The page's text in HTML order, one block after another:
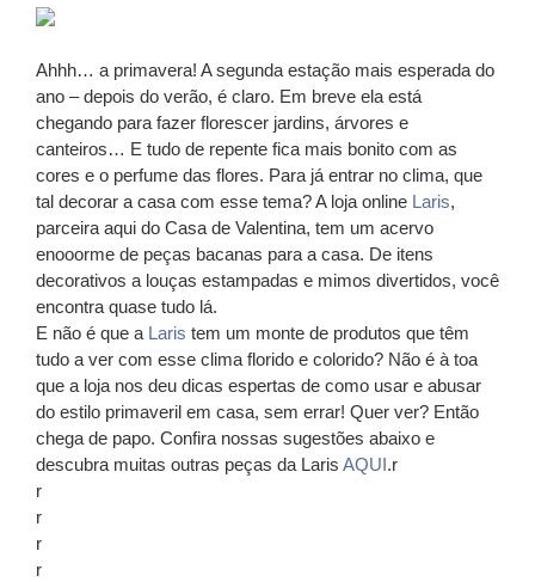
Ahhh… a primavera! A segunda estação mais esperada do
ano – depois do verão, é claro. Em breve ela está
chegando para fazer florescer jardins, árvores e
canteiros… E tudo de repente fica mais bonito com as
cores e o perfume das flores. Para já entrar no clima, que
tal decorar a casa com esse tema? A loja online Laris,
parceira aqui do Casa de Valentina, tem um acervo
enooorme de peças bacanas para a casa. De itens
decorativos a louças estampadas e mimos divertidos, você
encontra quase tudo lá.
E não é que a Laris tem um monte de produtos que têm
tudo a ver com esse clima florido e colorido? Não é à toa
que a loja nos deu dicas espertas de como usar e abusar
do estilo primaveril em casa, sem errar! Quer ver? Então
chega de papo. Confira nossas sugestões abaixo e
descubra muitas outras peças da Laris AQUI.r
r
r
r
r